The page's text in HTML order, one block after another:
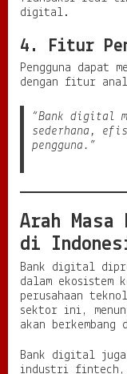
digital.
4. Fitur
Pengguna dapat
dengan fitur
“Bank digital
sederhana,
pengguna.”
Arah
di
Bank digital
dalam ekosistem
perusahaan
sektor ini,
akan berkembang
Bank digital
industri fintech,